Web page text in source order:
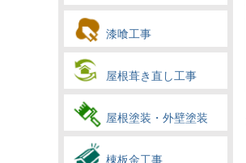
漆喰工事
屋根葺き直し工事
屋根塗装・外壁塗装
棟板金工事